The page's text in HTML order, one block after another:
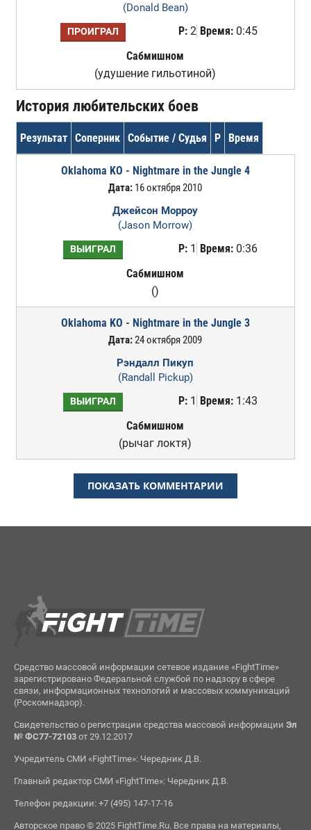
(Donald Bean)
ПРОИГРАЛ Р:2 Время:0:45
Сабмишном
(удушение гильотиной)
История любительских боев
Результат Соперник Событие / Судья Р Время
Oklahoma KO - Nightmare in the Jungle 4
Дата: 16 октября 2010
Джейсон Морроу
(Jason Morrow)
ВЫИГРАЛ Р:1 Время:0:36
Сабмишном
()
Oklahoma KO - Nightmare in the Jungle 3
Дата:24 октября 2009
Рэндалл Пикуп
(Randall Pickup)
ВЫИГРАЛ Р:1 Время:1:43
Сабмишном
(рычаг локтя)
ПОКАЗАТЬ КОММЕНТАРИИ
Средство массовой информации сетевое издание «FightTime»
зарегистрировано Федеральной службой по надзору в сфере
связи, информационных технологий и массовых коммуникаций
(Роскомнадзор).
Свидетельство о регистрации средства массовой информации Эл
№ ФС77-72103от 29.12.2017
Учредитель СМИ «FightTime»: Чередник Д.В.
Главный редактор СМИ «FightTime»: Чередник Д.В.
Телефон редакции: +7 (495) 147-17-16
Авторское право © 2025 FightTime.Ru. Все права на материалы,